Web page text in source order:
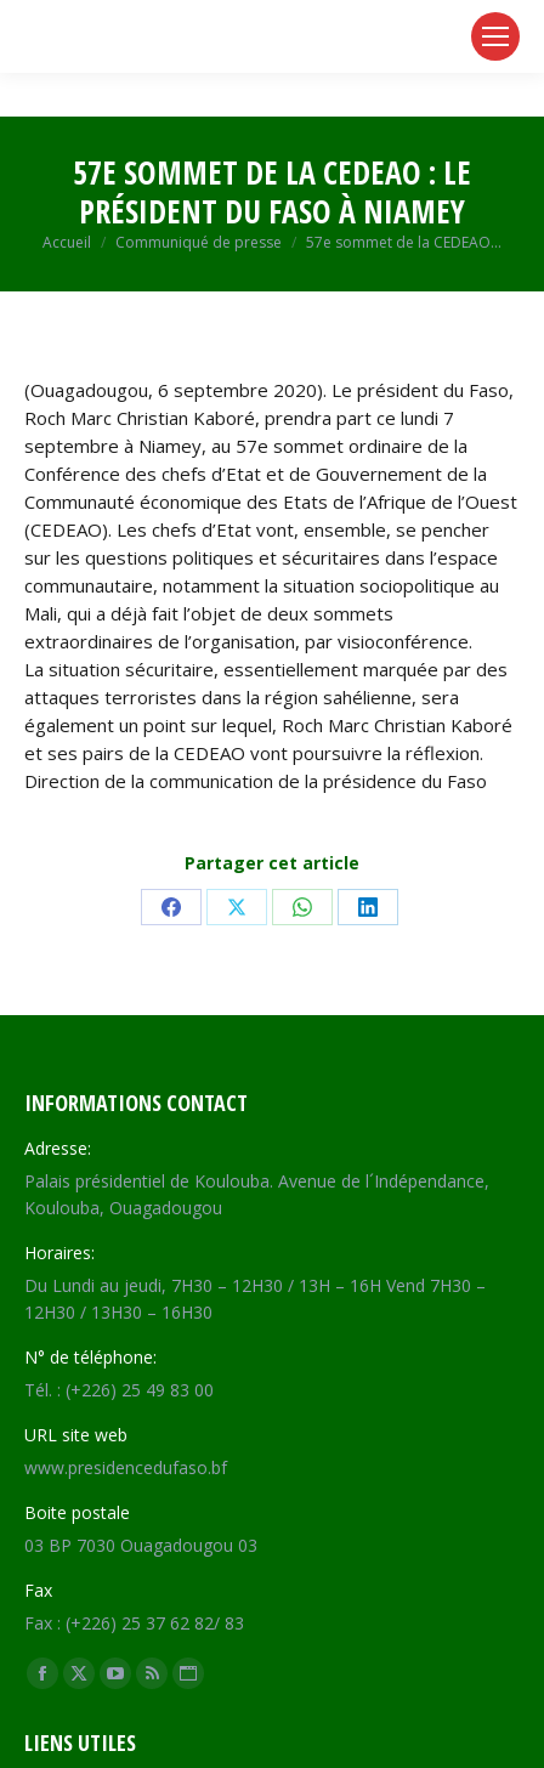
57E SOMMET DE LA CEDEAO : LE
PRÉSIDENT DU FASO À NIAMEY
Vous êtes ici :
Accueil Communiqué de presse 57e sommet de la CEDEAO…
(Ouagadougou, 6 septembre 2020). Le président du Faso,
Roch Marc Christian Kaboré, prendra part ce lundi 7
septembre à Niamey, au 57e sommet ordinaire de la
Conférence des chefs d’Etat et de Gouvernement de la
Communauté économique des Etats de l’Afrique de l’Ouest
(CEDEAO). Les chefs d’Etat vont, ensemble, se pencher
sur les questions politiques et sécuritaires dans l’espace
communautaire, notamment la situation sociopolitique au
Mali, qui a déjà fait l’objet de deux sommets
extraordinaires de l’organisation, par visioconférence.
La situation sécuritaire, essentiellement marquée par des
attaques terroristes dans la région sahélienne, sera
également un point sur lequel, Roch Marc Christian Kaboré
et ses pairs de la CEDEAO vont poursuivre la réflexion.
Direction de la communication de la présidence du Faso
Partager cet article
Share Share Share Share
INFORMATIONS CONTACT
Adresse:
Palais présidentiel de Koulouba. Avenue de l´Indépendance,
Koulouba, Ouagadougou
Horaires:
Du Lundi au jeudi, 7H30 – 12H30 / 13H – 16H Vend 7H30 –
12H30 / 13H30 – 16H30
N° de téléphone:
Tél. : (+226) 25 49 83 00
URL site web
www.presidencedufaso.bf
Boite postale
03 BP 7030 Ouagadougou 03
Fax
Fax : (+226) 25 37 62 82/ 83
Trouvez nous sur :
Facebook
opens
X
opens
YouTube
opens
RSS Site
LIENS UTILES